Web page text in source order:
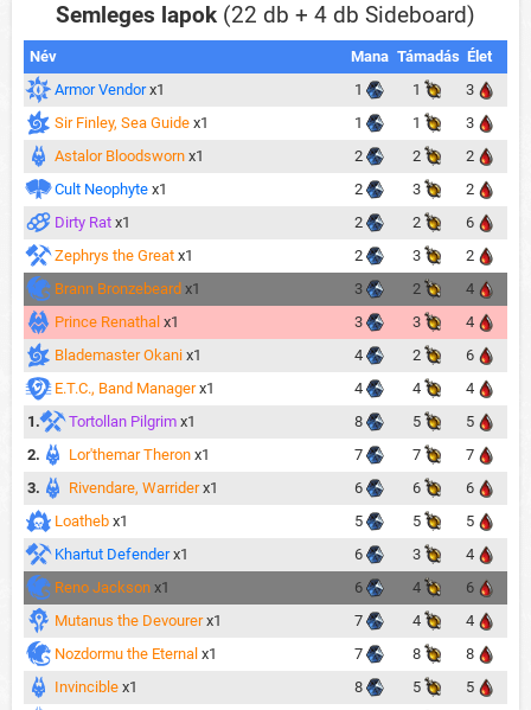
Semleges lapok (22 db + 4 db Sideboard)
Név Mana Támadás Élet
Armor Vendor x1 1 1
3
Sir Finley, Sea Guide x1 1 1
3
Astalor Bloodsworn x1 2 2
2
Cult Neophyte x1 2 3
2
Dirty Rat x1 2 2
6
Zephrys the Great x1 2 3
2
Brann Bronzebeard x1 3 2
4
Prince Renathal x1 3 3
4
Blademaster Okani x1 4 2
6
E.T.C., Band Manager x1 4 4
4
1.
Tortollan Pilgrim x1 8 5
5
2.
Lor'themar Theron x1 7 7
7
3.
Rivendare, Warrider x1 6 6
6
Loatheb x1 5 5
5
Khartut Defender x1 6 3
4
Reno Jackson x1 6 4
6
Mutanus the Devourer x1 7 4
4
Nozdormu the Eternal x1 7 8
8
Invincible x1 8 5
5